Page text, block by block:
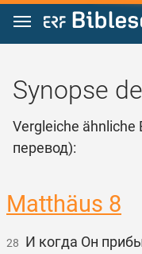
Zum Inhalt springen
Synopse
Vergleiche
перевод):
Matthäus 8
28 И когда Он